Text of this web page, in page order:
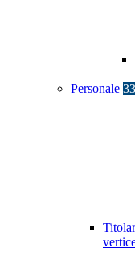
Personale